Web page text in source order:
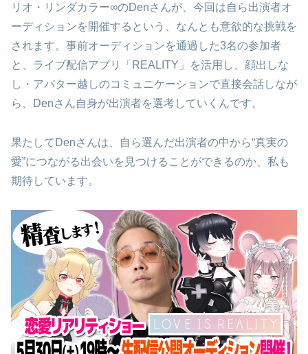
リオ・リンダカラー∞のDenさんが、今回は自ら出演者オ
ーディションを開催するという、なんとも意欲的な挑戦を
されます。事前オーディションを通過した3名の参加者
と、ライブ配信アプリ「REALITY」を活用し、顔出しな
し・アバター越しのコミュニケーションで直接会話しなが
ら、Denさん自身が出演者を選考していくんです。
果たしてDenさんは、自ら選んだ出演者の中から“真実の
愛”につながる出会いを見つけることができるのか、私も
期待しています。